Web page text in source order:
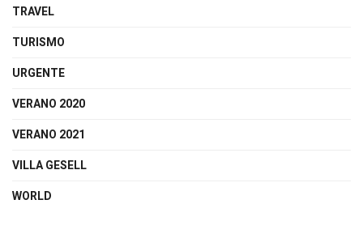
TRAVEL
TURISMO
URGENTE
VERANO 2020
VERANO 2021
VILLA GESELL
WORLD